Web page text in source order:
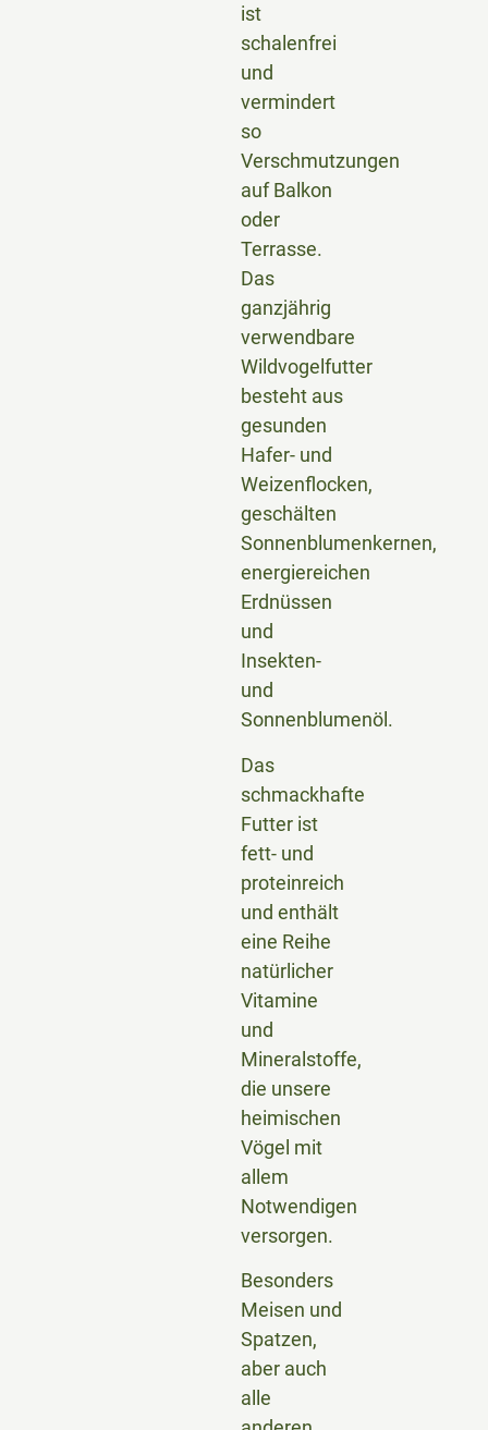
ist
schalenfrei
und
vermindert
so
Verschmutzungen
auf Balkon
oder
Terrasse.
Das
ganzjährig
verwendbare
Wildvogelfutter
besteht aus
gesunden
Hafer- und
Weizenflocken,
geschälten
Sonnenblumenkernen,
energiereichen
Erdnüssen
und
Insekten-
und
Sonnenblumenöl.
Das
schmackhafte
Futter ist
fett- und
proteinreich
und enthält
eine Reihe
natürlicher
Vitamine
und
Mineralstoffe,
die unsere
heimischen
Vögel mit
allem
Notwendigen
versorgen.
Besonders
Meisen und
Spatzen,
aber auch
alle